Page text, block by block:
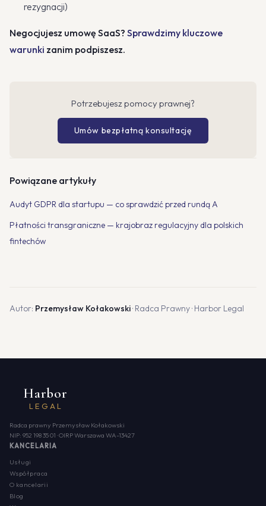
rezygnacji)
Negocjujesz umowę SaaS? Sprawdzimy kluczowe
warunki zanim podpiszesz.
Potrzebujesz pomocy prawnej?
Umów bezpłatną konsultację
Powiązane artykuły
Audyt GDPR dla startupu — co sprawdzić przed rundą A
Płatności transgraniczne — krajobraz regulacyjny dla polskich
fintechów
Autor: Przemysław Kołakowski· Radca Prawny · Harbor Legal
LEGAL
Harbor
Radca prawny Przemysław Kołakowski
NIP: 952 198 35 01 · OIRP Warszawa WA-13427
KANCELARIA
Usługi
Współpraca
O kancelarii
Blog